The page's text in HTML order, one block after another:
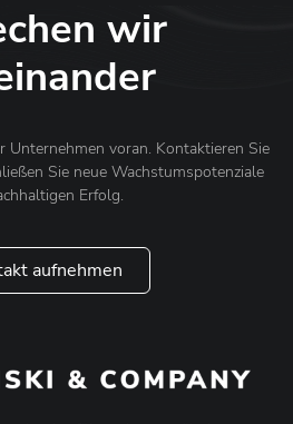
wir
Unternehmen voran. Kontaktieren Sie
Sie neue Wachstumspotenziale
Erfolg.
aufnehmen